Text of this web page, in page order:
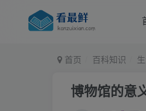
首页 百科知识
博物馆的意